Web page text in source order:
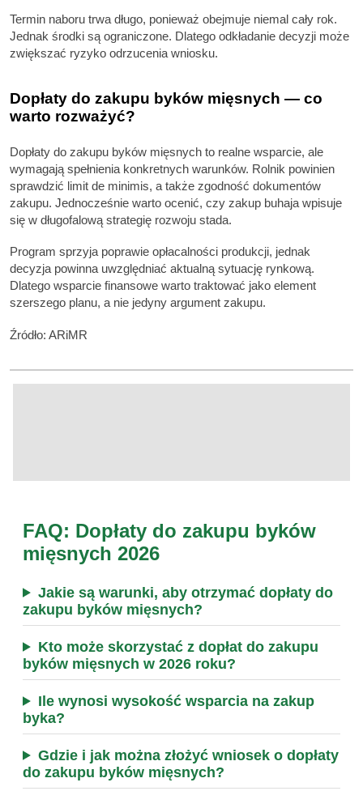
Termin naboru trwa długo, ponieważ obejmuje niemal cały rok.
Jednak środki są ograniczone. Dlatego odkładanie decyzji może
zwiększać ryzyko odrzucenia wniosku.
Dopłaty do zakupu byków mięsnych — co
warto rozważyć?
Dopłaty do zakupu byków mięsnych to realne wsparcie, ale
wymagają spełnienia konkretnych warunków. Rolnik powinien
sprawdzić limit de minimis, a także zgodność dokumentów
zakupu. Jednocześnie warto ocenić, czy zakup buhaja wpisuje
się w długofalową strategię rozwoju stada.
Program sprzyja poprawie opłacalności produkcji, jednak
decyzja powinna uwzględniać aktualną sytuację rynkową.
Dlatego wsparcie finansowe warto traktować jako element
szerszego planu, a nie jedyny argument zakupu.
Źródło: ARiMR
FAQ: Dopłaty do zakupu byków
mięsnych 2026
Jakie są warunki, aby otrzymać dopłaty do
zakupu byków mięsnych?
Kto może skorzystać z dopłat do zakupu
byków mięsnych w 2026 roku?
Ile wynosi wysokość wsparcia na zakup
byka?
Gdzie i jak można złożyć wniosek o dopłaty
do zakupu byków mięsnych?